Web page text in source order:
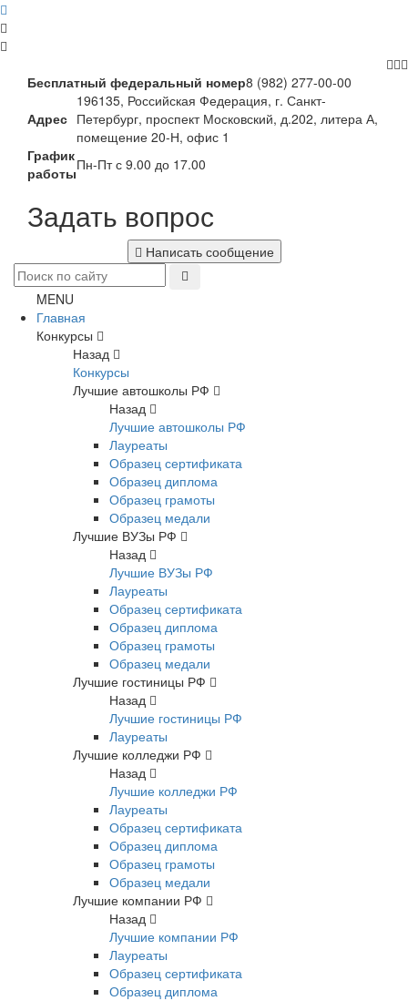
Бесплатный федеральный номер8 (982) 277-00-00
Адрес
196135, Российская Федерация, г. Санкт-
Петербург, проспект Московский, д.202, литера А,
помещение 20-Н, офис 1
График
работыПн-Пт с 9.00 до 17.00
Задать вопрос
Написать сообщение
MENU
Главная
Конкурсы
Назад
Конкурсы
Лучшие автошколы РФ
Назад
Лучшие автошколы РФ
Лауреаты
Образец сертификата
Образец диплома
Образец грамоты
Образец медали
Лучшие ВУЗы РФ
Назад
Лучшие ВУЗы РФ
Лауреаты
Образец сертификата
Образец диплома
Образец грамоты
Образец медали
Лучшие гостиницы РФ
Назад
Лучшие гостиницы РФ
Лауреаты
Лучшие колледжи РФ
Назад
Лучшие колледжи РФ
Лауреаты
Образец сертификата
Образец диплома
Образец грамоты
Образец медали
Лучшие компании РФ
Назад
Лучшие компании РФ
Лауреаты
Образец сертификата
Образец диплома